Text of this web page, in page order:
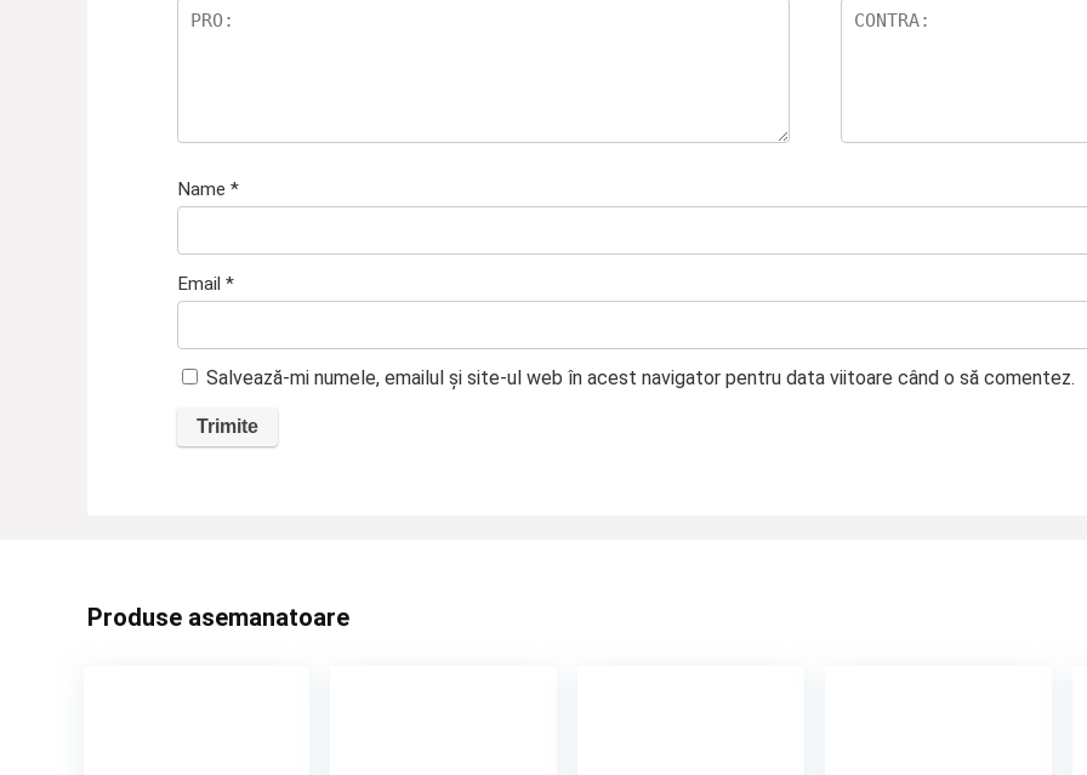
Name *
Email *
Salvează-mi numele, emailul și site-ul web în acest navigator pentru data viitoare când o să comentez.
Produse asemanatoare